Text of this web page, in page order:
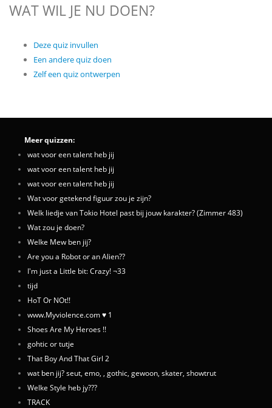
WAT WIL JE NU DOEN?
Deze quiz invullen
Een andere quiz doen
Zelf een quiz ontwerpen
Meer quizzen:
wat voor een talent heb jij
wat voor een talent heb jij
wat voor een talent heb jij
Wat voor getekend figuur zou je zijn?
Welk liedje van Tokio Hotel past bij jouw karakter? (Zimmer 483)
Wat zou je doen?
Welke Mew ben jij?
Are you a Robot or an Alien??
I'm just a Little bit: Crazy! ¬33
tijd
HoT Or NOt!!
www.Myviolence.com ♥ 1
Shoes Are My Heroes !!
gohtic or tutje
That Boy And That Girl 2
wat ben jij? seut, emo, , gothic, gewoon, skater, showtrut
Welke Style heb jy???
TRACK